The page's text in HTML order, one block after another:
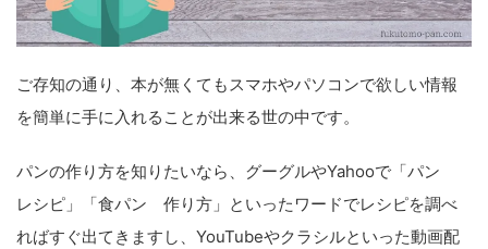
ご存知の通り、本が無くてもスマホやパソコンで欲しい情報
を簡単に手に入れることが出来る世の中です。
パンの作り方を知りたいなら、グーグルやYahooで「パン
レシピ」「食パン 作り方」といったワードでレシピを調べ
ればすぐ出てきますし、YouTubeやクラシルといった動画配